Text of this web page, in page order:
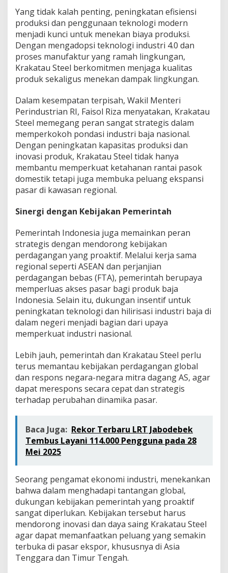
Yang tidak kalah penting, peningkatan efisiensi
produksi dan penggunaan teknologi modern
menjadi kunci untuk menekan biaya produksi.
Dengan mengadopsi teknologi industri 4.0 dan
proses manufaktur yang ramah lingkungan,
Krakatau Steel berkomitmen menjaga kualitas
produk sekaligus menekan dampak lingkungan.
Dalam kesempatan terpisah, Wakil Menteri
Perindustrian RI, Faisol Riza menyatakan, Krakatau
Steel memegang peran sangat strategis dalam
memperkokoh pondasi industri baja nasional.
Dengan peningkatan kapasitas produksi dan
inovasi produk, Krakatau Steel tidak hanya
membantu memperkuat ketahanan rantai pasok
domestik tetapi juga membuka peluang ekspansi
pasar di kawasan regional.
Sinergi dengan Kebijakan Pemerintah
Pemerintah Indonesia juga memainkan peran
strategis dengan mendorong kebijakan
perdagangan yang proaktif. Melalui kerja sama
regional seperti ASEAN dan perjanjian
perdagangan bebas (FTA), pemerintah berupaya
memperluas akses pasar bagi produk baja
Indonesia. Selain itu, dukungan insentif untuk
peningkatan teknologi dan hilirisasi industri baja di
dalam negeri menjadi bagian dari upaya
memperkuat industri nasional.
Lebih jauh, pemerintah dan Krakatau Steel perlu
terus memantau kebijakan perdagangan global
dan respons negara-negara mitra dagang AS, agar
dapat merespons secara cepat dan strategis
terhadap perubahan dinamika pasar.
Baca Juga: Rekor Terbaru LRT Jabodebek
Tembus Layani 114.000 Pengguna pada 28
Mei 2025
Seorang pengamat ekonomi industri, menekankan
bahwa dalam menghadapi tantangan global,
dukungan kebijakan pemerintah yang proaktif
sangat diperlukan. Kebijakan tersebut harus
mendorong inovasi dan daya saing Krakatau Steel
agar dapat memanfaatkan peluang yang semakin
terbuka di pasar ekspor, khususnya di Asia
Tenggara dan Timur Tengah.